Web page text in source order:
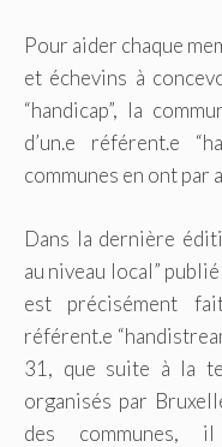
Pour aider chaque
et échevins à
“handicap”, la
d’un.e référent.e
communes en ont par
Dans la dernière
au niveau local”
est précisément
référent.e
31, que suite à la
organisés par
des communes,